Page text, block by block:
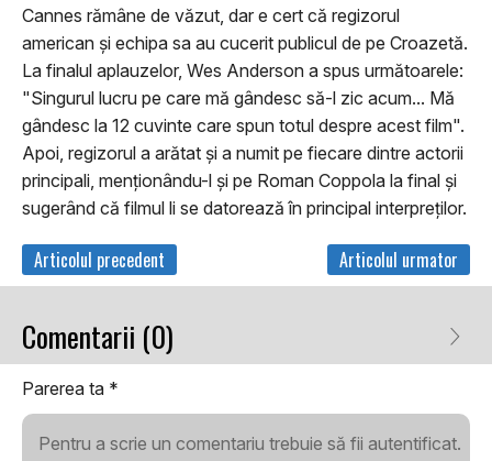
Cannes rămâne de văzut, dar e cert că regizorul
american și echipa sa au cucerit publicul de pe Croazetă.
La finalul aplauzelor, Wes Anderson a spus următoarele:
"Singurul lucru pe care mă gândesc să-l zic acum... Mă
gândesc la 12 cuvinte care spun totul despre acest film".
Apoi, regizorul a arătat și a numit pe fiecare dintre actorii
principali, menționându-l și pe Roman Coppola la final şi
sugerând că filmul li se datorează în principal interpreţilor.
Articolul precedent Articolul urmator
Comentarii (0)
Parerea ta *
Pentru a scrie un comentariu trebuie să fii autentificat.